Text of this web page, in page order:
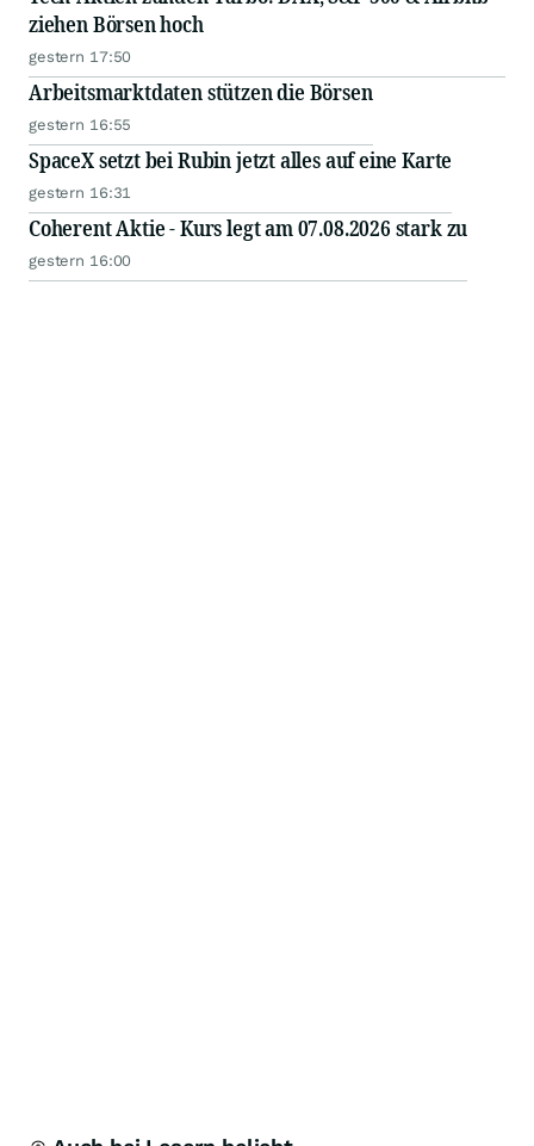
ziehen Börsen hoch
gestern 17:50
Arbeitsmarktdaten stützen die Börsen
gestern 16:55
SpaceX setzt bei Rubin jetzt alles auf eine Karte
gestern 16:31
Coherent Aktie - Kurs legt am 07.08.2026 stark zu
gestern 16:00